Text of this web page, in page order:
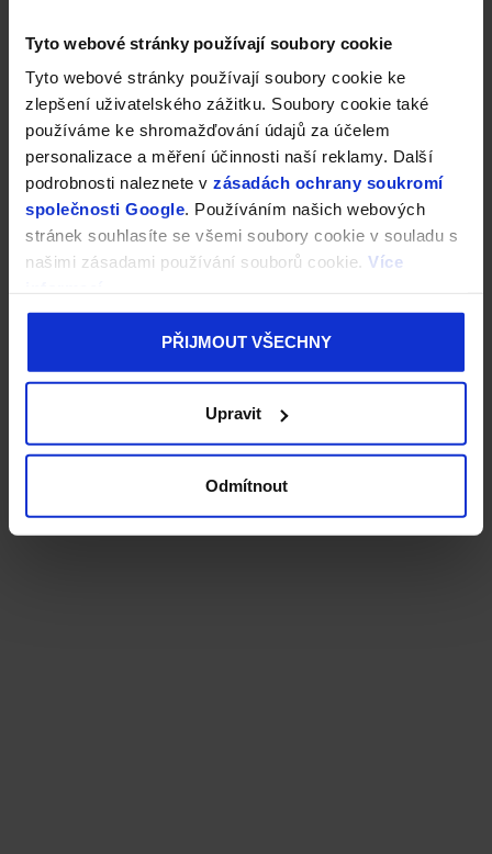
Tyto webové stránky používají soubory cookie
Tyto webové stránky používají soubory cookie ke
zlepšení uživatelského zážitku. Soubory cookie také
používáme ke shromažďování údajů za účelem
personalizace a měření účinnosti naší reklamy. Další
podrobnosti naleznete v zásadách ochrany soukromí
společnosti Google. Používáním našich webových
stránek souhlasíte se všemi soubory cookie v souladu s
našimi zásadami používání souborů cookie. Více
PŘIJMOUT VŠECHNY
Upravit
Odmítnout